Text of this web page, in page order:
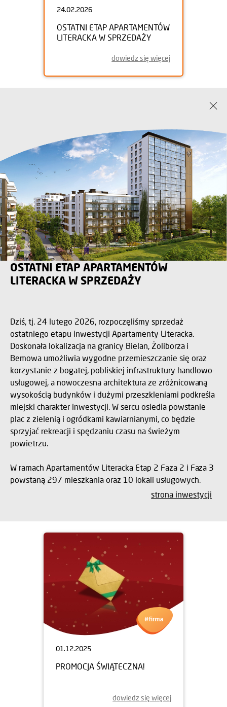
24.02.2026
OSTATNI ETAP APARTAMENTÓW
LITERACKA W SPRZEDAŻY
dowiedz się więcej
OSTATNI ETAP APARTAMENTÓW
LITERACKA W SPRZEDAŻY
Dziś, tj. 24 lutego 2026, rozpoczęliśmy sprzedaż
ostatniego etapu inwestycji Apartamenty Literacka.
Doskonała lokalizacja na granicy Bielan, Żoliborza i
Bemowa umożliwia wygodne przemieszczanie się oraz
korzystanie z bogatej, pobliskiej infrastruktury handlowo-
usługowej, a nowoczesna architektura ze zróżnicowaną
wysokością budynków i dużymi przeszkleniami podkreśla
miejski charakter inwestycji. W sercu osiedla powstanie
plac z zielenią i ogródkami kawiarnianymi, co będzie
sprzyjać rekreacji i spędzaniu czasu na świeżym
powietrzu.
W ramach Apartamentów Literacka Etap 2 Faza 2 i Faza 3
powstaną 297 mieszkania oraz 10 lokali usługowych.
strona inwestycji
01.12.2025
PROMOCJA ŚWIĄTECZNA!
dowiedz się więcej